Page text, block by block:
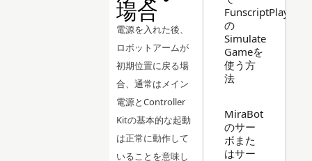
場合
電源を入れた後、
ロボットアームが
初期位置に戻る場
合、通常はメイン
電源とController
Kitの基本的な起動
は正常に動作して
いることを意味し
FunscriptPlayer
の
Simulate
Gameを
使う方
法
MiraBot
のサー
ボまた
はサー